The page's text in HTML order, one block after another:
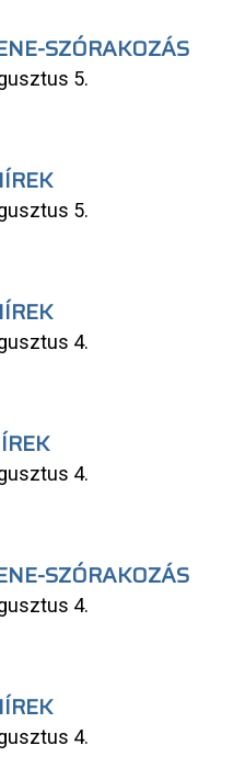
SZÓRAKOZÁS
5.
5.
4.
4.
SZÓRAKOZÁS
4.
4.